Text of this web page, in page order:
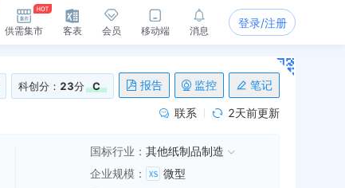
供需集市 客表 会员 移动端 消息
登录/注册
科创分： 23分 C 报告 监控 笔记
联系 2天前更新
国标行业： 其他纸制品制造
企业规模 ：
微型